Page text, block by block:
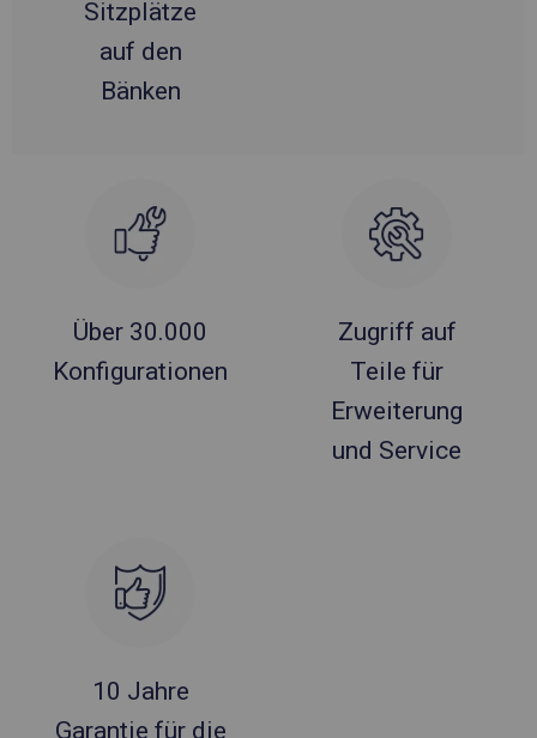
Sitzplätze
auf den
Bänken
Über 30.000
Konfigurationen
Zugriff auf
Teile für
Erweiterung
und Service
10 Jahre
Garantie für die